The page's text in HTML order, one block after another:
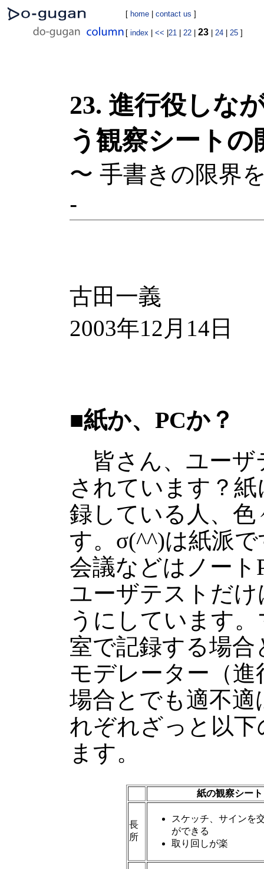
[ home| contact us ]
[ index << 21 22| 23| 24| 25]
23. 進行役しな
う観察シートの
〜 手書きの限界
-
古田一義
2003年12月14日
■紙か、PCか？
皆さん、ユーザ
されています？
録している人、
す。σ(^^)は紙派
会議などはノー
ユーザテストだ
うにしています
室で記録する場
モデレーター（
場合とでも適不
れぞれざっと以
ます。
紙の観察シート
長
所
スケッチ、サインを
ができる
取り回しが楽